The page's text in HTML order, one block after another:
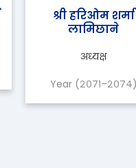
श्री हरिओम शर्मा
लामिछाने
अध्यक्ष
Year (२०७१–२०७४)